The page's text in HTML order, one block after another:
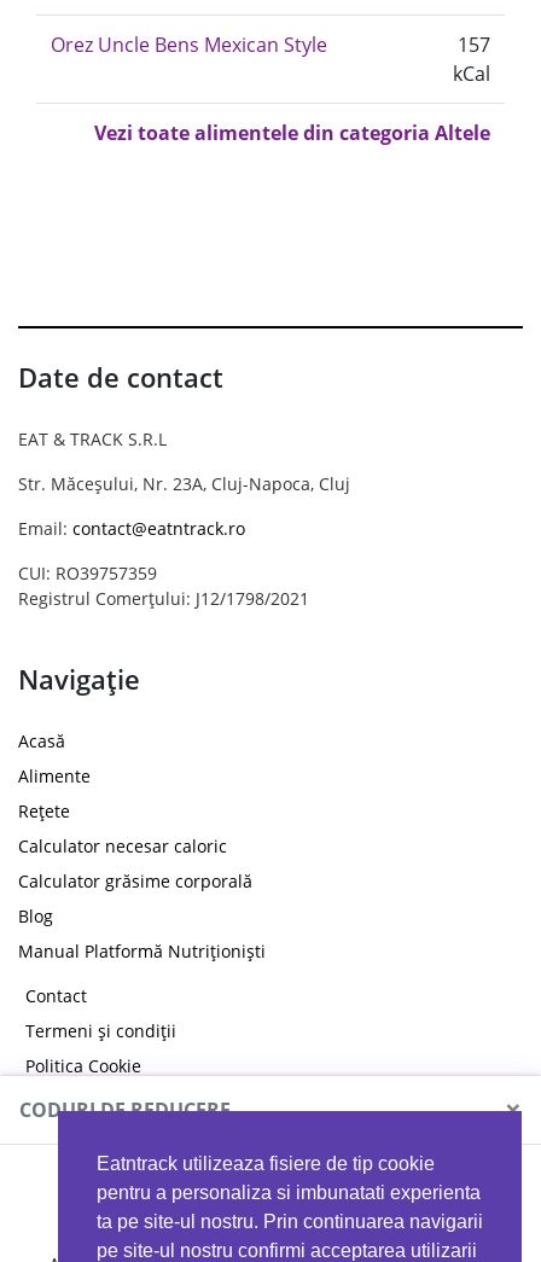
Eatntrack utilizeaza fisiere de tip cookie
pentru a personaliza si imbunatati experienta
ta pe site-ul nostru. Prin continuarea navigarii
pe site-ul nostru confirmi acceptarea utilizarii
Orez Uncle Bens Mexican Style
157
kCal
Vezi toate alimentele din categoria Altele
Date de contact
EAT & TRACK S.R.L
Str. Măceșului, Nr. 23A, Cluj-Napoca, Cluj
Email: contact@eatntrack.ro
CUI: RO39757359
Registrul Comerțului: J12/1798/2021
Navigație
Acasă
Alimente
Rețete
Calculator necesar caloric
Calculator grăsime corporală
Blog
Manual Platformă Nutriționiști
Contact
Termeni și condiții
Politica Cookie
Politica de confidențialitate
CODURI DE REDUCERE ×
MYPROTEIN